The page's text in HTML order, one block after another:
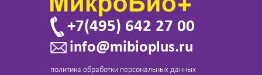
+7(495) 642 27 00
info@mibioplus.ru
политика обработки персональных данных